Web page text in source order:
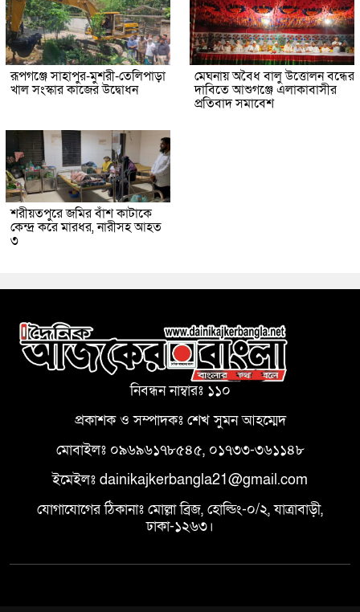
রূপগঞ্জে সাহাপুর-মুশরী-তেলিপাড়া
খাল সংস্কার কাজের উদ্বোধন
মেঘনায় অবৈধ বালু উত্তোলন বন্ধের
দাবিতে আশুগঞ্জে এলাকাবাসীর
প্রতিবাদ সমাবেশ
শরীয়তপুরে জমির বাঁশ কাটাকে
কেন্দ্র করে মারধর, নারীসহ আহত
৩
নিবন্ধন নাম্বারঃ ১১০
প্রকাশক ও সম্পাদকঃ শেখ সুমন আহম্মেদ
মোবাইলঃ ০৯৬৯৬১৭৮৫৪৫, ০১৭৩৩-৩৬১১৪৮
ইমেইলঃ dainikajkerbangla21@gmail.com
যোগাযোগের ঠিকানাঃ মোল্লা ব্রিজ, হোল্ডিং-০/২, যাত্রাবাড়ী,
ঢাকা-১২৬৩।